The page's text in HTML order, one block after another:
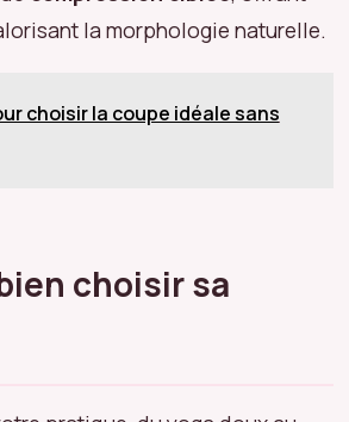
la morphologie naturelle.
choisir la coupe idéale sans
choisir sa